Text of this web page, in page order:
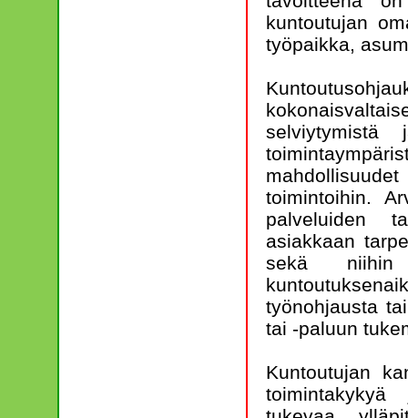
kuntoutujan
työpaikka,
selviytymistä
toimintoihin.
palveluiden
asiakkaan
sekä niihin
työnohjausta
tai -paluun
Kuntoutujan